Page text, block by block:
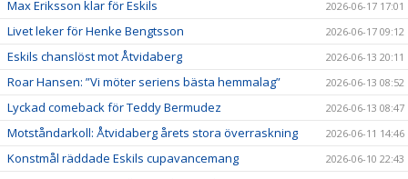
Max Eriksson klar för Eskils 2026-06-17 17:01
Livet leker för Henke Bengtsson 2026-06-17 09:12
Eskils chanslöst mot Åtvidaberg 2026-06-13 20:11
Roar Hansen: ”Vi möter seriens bästa hemmalag” 2026-06-13 08:52
Lyckad comeback för Teddy Bermudez 2026-06-13 08:47
Motståndarkoll: Åtvidaberg årets stora överraskning 2026-06-11 14:46
Konstmål räddade Eskils cupavancemang 2026-06-10 22:43